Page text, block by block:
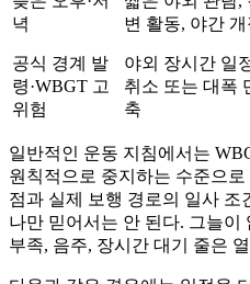
녁
변 활동, 야간
공식 경계 발
령·WBGT 고
위험
야외 장시간 일
취소 또는 대폭
축
일반적인 운동 지침에서는
원칙적으로 중지하는 수준으
점과 실제 보행 경로의 일사
나만 믿어서는 안 된다. 그늘이
부족, 음주, 장시간 대기 줄은